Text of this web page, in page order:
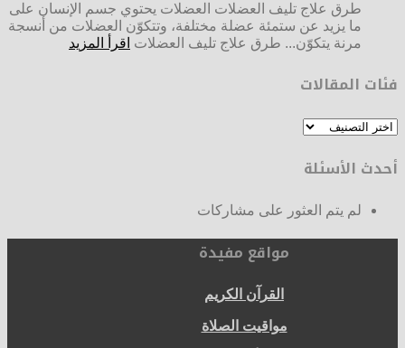
طرق علاج تليف العضلات العضلات يحتوي جسم الإنسان على
ما يزيد عن ستمئة عضلة مختلفة، وتتكوّن العضلات من أنسجة
مرنة يتكوّن... طرق علاج تليف العضلات اقرأ المزيد
فئات المقالات
فئات
أحدث الأسئلة
لم يتم العثور على مشاركات
مواقع مفيدة
القرآن الكريم
مواقيت الصلاة